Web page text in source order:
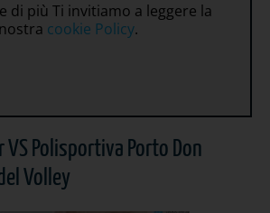
di più Ti invitiamo a leggere la
nostra cookie Policy.
VS Polisportiva Porto Don
Volley